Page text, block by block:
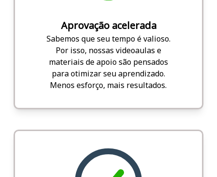
Aprovação acelerada
Sabemos que seu tempo é valioso.
Por isso, nossas videoaulas e
materiais de apoio são pensados
para otimizar seu aprendizado.
Menos esforço, mais resultados.